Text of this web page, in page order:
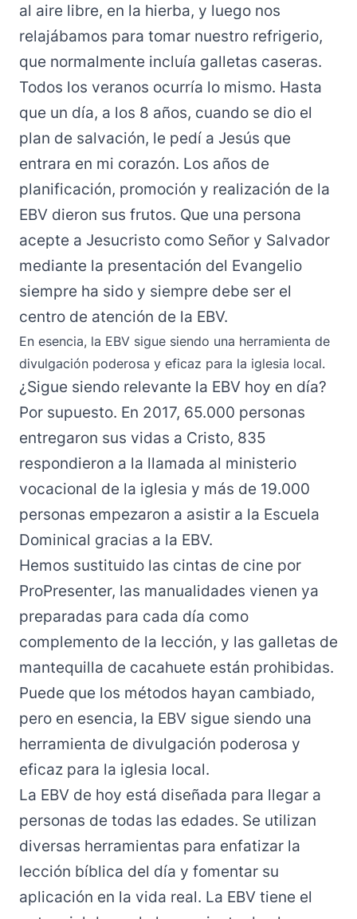
al aire libre, en la hierba, y luego nos
relajábamos para tomar nuestro refrigerio,
que normalmente incluía galletas caseras.
Todos los veranos ocurría lo mismo. Hasta
que un día, a los 8 años, cuando se dio el
plan de salvación, le pedí a Jesús que
entrara en mi corazón. Los años de
planificación, promoción y realización de la
EBV dieron sus frutos. Que una persona
acepte a Jesucristo como Señor y Salvador
mediante la presentación del Evangelio
siempre ha sido y siempre debe ser el
centro de atención de la EBV.
En esencia, la EBV sigue siendo una herramienta de
divulgación poderosa y eficaz para la iglesia local.
¿Sigue siendo relevante la EBV hoy en día?
Por supuesto. En 2017, 65.000 personas
entregaron sus vidas a Cristo, 835
respondieron a la llamada al ministerio
vocacional de la iglesia y más de 19.000
personas empezaron a asistir a la Escuela
Dominical gracias a la EBV.
Hemos sustituido las cintas de cine por
ProPresenter, las manualidades vienen ya
preparadas para cada día como
complemento de la lección, y las galletas de
mantequilla de cacahuete están prohibidas.
Puede que los métodos hayan cambiado,
pero en esencia, la EBV sigue siendo una
herramienta de divulgación poderosa y
eficaz para la iglesia local.
La EBV de hoy está diseñada para llegar a
personas de todas las edades. Se utilizan
diversas herramientas para enfatizar la
lección bíblica del día y fomentar su
aplicación en la vida real. La EBV tiene el